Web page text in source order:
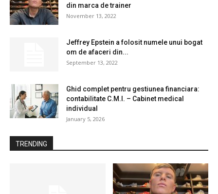
din marca de trainer
November 13, 2022
Jeffrey Epstein a folosit numele unui bogat
om de afaceri din...
September 13, 2022
Ghid complet pentru gestiunea financiara:
contabilitate C.M.I. – Cabinet medical
individual
January 5, 2026
TRENDING